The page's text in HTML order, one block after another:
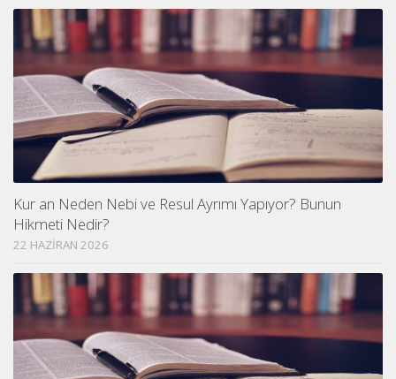
Kur an Neden Nebi ve Resul Ayrımı Yapıyor? Bunun
Hikmeti Nedir?
22 HAZIRAN 2026